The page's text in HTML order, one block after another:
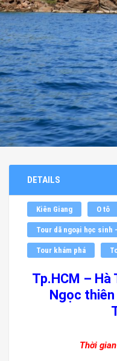
DETAILS
Kiên Giang O tô
Tour dã ngoại học sinh
Tour khám phá
Tp.HCM – Hà
Ngọc
Thời